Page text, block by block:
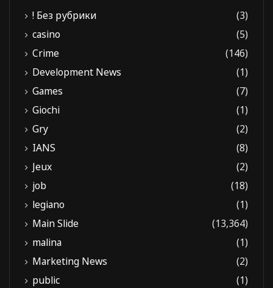
! Без рубрики
(3)
casino
(5)
Crime
(146)
Development News
(1)
Games
(7)
Giochi
(1)
Gry
(2)
IANS
(8)
Jeux
(2)
job
(18)
legiano
(1)
Main Slide
(13,364)
malina
(1)
Marketing News
(2)
public
(1)